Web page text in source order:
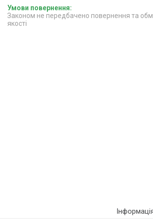
Законом не передбачено повернення та
якості